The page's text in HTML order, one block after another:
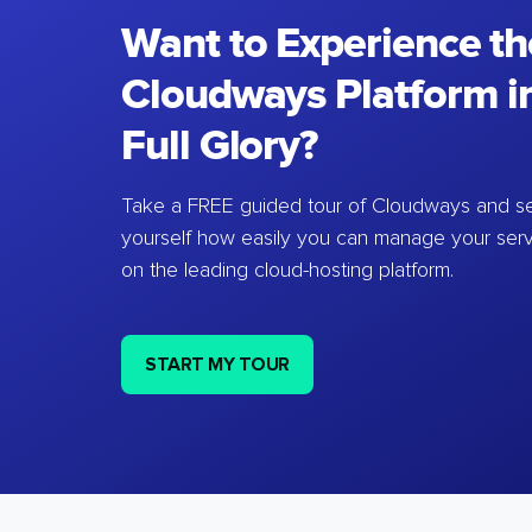
Want to Experience
Cloudways Platform
Full Glory?
Take a FREE guided tour of Cloudways and
yourself how easily you can manage your
on the leading cloud-hosting platform.
START MY TOUR